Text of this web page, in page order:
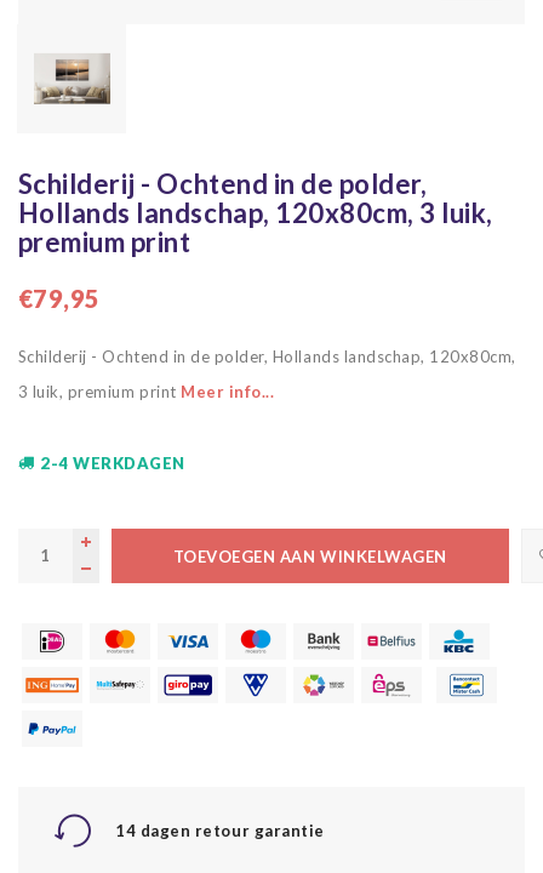
Schilderij - Ochtend in de polder,
Hollands landschap, 120x80cm, 3 luik,
premium print
€79,95
Schilderij - Ochtend in de polder, Hollands landschap, 120x80cm,
3 luik, premium print Meer info...
2-4 WERKDAGEN
TOEVOEGEN AAN WINKELWAGEN
14 dagen retour garantie